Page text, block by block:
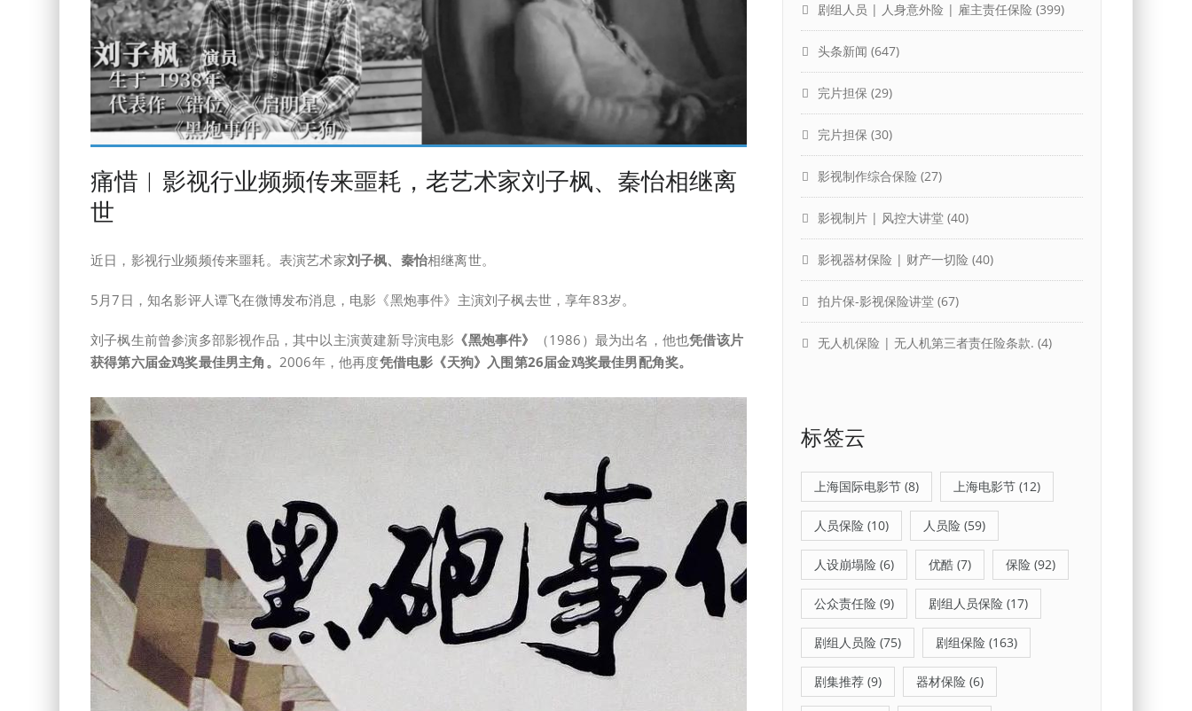
痛惜︱影视行业频频传来噩耗，老艺术家刘子枫、秦怡相继离
世
近日，影视行业频频传来噩耗。表演艺术家刘子枫、秦怡相继离世。
5月7日，知名影评人谭飞在微博发布消息，电影《黑炮事件》主演刘子枫去世，享年83岁。
刘子枫生前曾参演多部影视作品，其中以主演黄建新导演电影 《黑炮事件》 （1986）最为出名，他也凭借该片
获得第六届金鸡奖最佳男主角。 2006年，他再度凭借电影《天狗》入围第26届金鸡奖最佳男配角奖。
剧组人员 | 人身意外险 | 雇主责任保险 (399)
头条新闻 (647)
完片担保 (29)
完片担保 (30)
影视制作综合保险 (27)
影视制片 | 风控大讲堂 (40)
影视器材保险 | 财产一切险 (40)
拍片保-影视保险讲堂 (67)
无人机保险 | 无人机第三者责任险条款. (4)
标签云
上海国际电影节 (8) 上海电影节 (12)
人员保险 (10) 人员险 (59)
人设崩塌险 (6) 优酷 (7) 保险 (92)
公众责任险 (9) 剧组人员保险 (17)
剧组人员险 (75) 剧组保险 (163)
剧集推荐 (9) 器材保险 (6)